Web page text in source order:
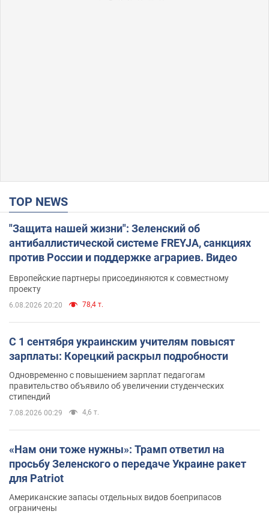
TOP NEWS
"Защита нашей жизни": Зеленский об
антибаллистической системе FREYJA, санкциях
против России и поддержке аграриев. Видео
Европейские партнеры присоединяются к совместному
проекту
6.08.2026 20:20 78,4 т.
С 1 сентября украинским учителям повысят
зарплаты: Корецкий раскрыл подробности
Одновременно с повышением зарплат педагогам
правительство объявило об увеличении студенческих
стипендий
7.08.2026 00:29 4,6 т.
«Нам они тоже нужны»: Трамп ответил на
просьбу Зеленского о передаче Украине ракет
для Patriot
Американские запасы отдельных видов боеприпасов
ограничены